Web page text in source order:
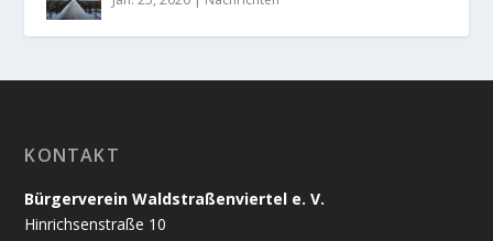
KONTAKT
Bürgerverein Waldstraßenviertel e. V.
Hinrichsenstraße 10